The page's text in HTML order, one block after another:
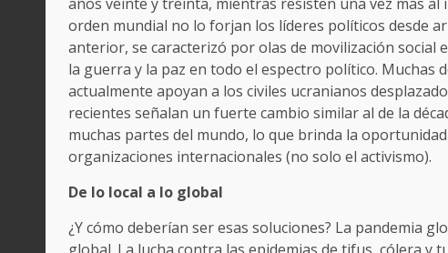
orden mundial no lo forjan los líderes políticos desde
anterior, se caracterizó por olas de movilización
la guerra y la paz en todo el espectro político. Muchas
actualmente apoyan a los civiles ucranianos
recientes señalan un fuerte cambio similar al de la
muchas partes del mundo, lo que brinda la
organizaciones internacionales (no solo el activismo).
De lo local a lo global
¿Y cómo deberían ser esas soluciones? La pandemia